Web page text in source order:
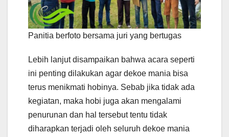
Panitia berfoto bersama juri yang bertugas
Lebih lanjut disampaikan bahwa acara seperti
ini penting dilakukan agar dekoe mania bisa
terus menikmati hobinya. Sebab jika tidak ada
kegiatan, maka hobi juga akan mengalami
penurunan dan hal tersebut tentu tidak
diharapkan terjadi oleh seluruh dekoe mania